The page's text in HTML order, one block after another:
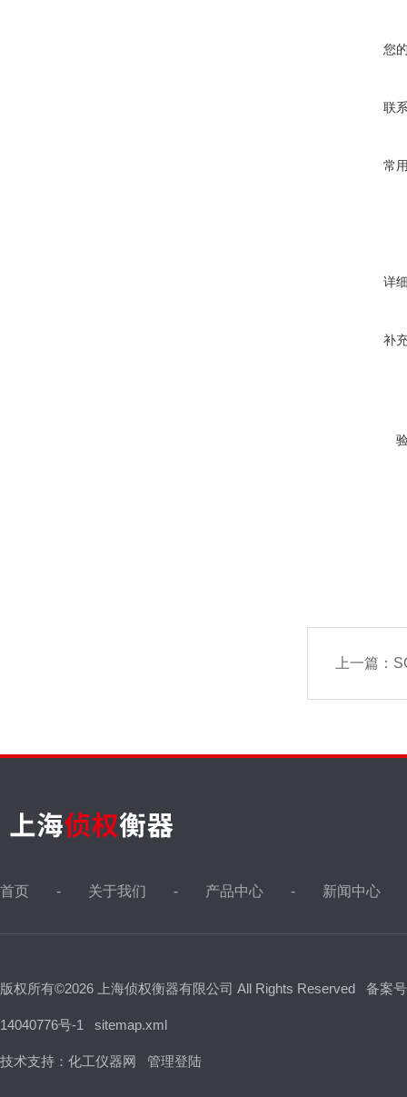
您
联
常
详
补
上一篇：
首页 关于我们 产品中心 新闻中心
版权所有©2026 上海侦权衡器有限公司 All Rights Reserved 备案
14040776号-1 sitemap.xml
技术支持： 化工仪器网 管理登陆